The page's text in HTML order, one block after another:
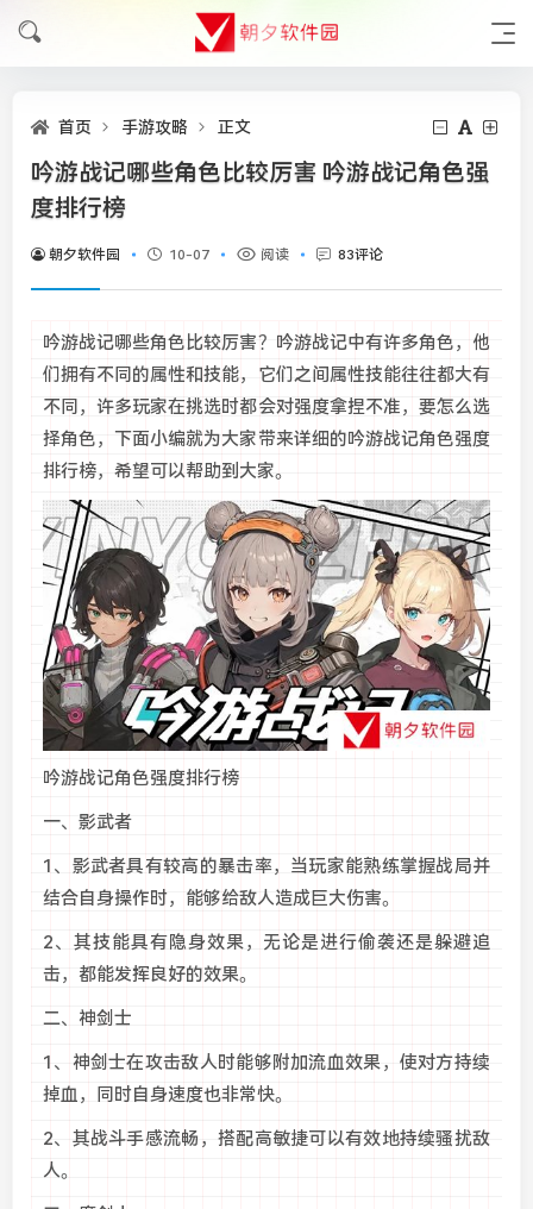
首页 手游攻略 正文
吟游战记哪些角色比较厉害 吟游战记角色强
度排行榜
朝夕软件园 10-07 阅读 83评论
吟游战记哪些角色比较厉害？吟游战记中有许多角色，他
们拥有不同的属性和技能，它们之间属性技能往往都大有
不同，许多玩家在挑选时都会对强度拿捏不准，要怎么选
择角色，下面小编就为大家带来详细的吟游战记角色强度
排行榜，希望可以帮助到大家。
吟游战记角色强度排行榜
一、影武者
1、影武者具有较高的暴击率，当玩家能熟练掌握战局并
结合自身操作时，能够给敌人造成巨大伤害。
2、其技能具有隐身效果，无论是进行偷袭还是躲避追
击，都能发挥良好的效果。
二、神剑士
1、神剑士在攻击敌人时能够附加流血效果，使对方持续
掉血，同时自身速度也非常快。
2、其战斗手感流畅，搭配高敏捷可以有效地持续骚扰敌
人。